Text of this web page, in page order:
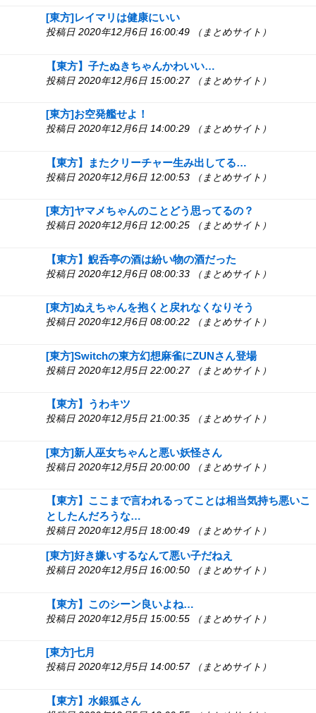
[東方]レイマリは健康にいい
投稿日 2020年12月6日 16:00:49 （まとめサイト）
【東方】子たぬきちゃんかわいい…
投稿日 2020年12月6日 15:00:27 （まとめサイト）
[東方]お空発艦せよ！
投稿日 2020年12月6日 14:00:29 （まとめサイト）
【東方】またクリーチャー生み出してる…
投稿日 2020年12月6日 12:00:53 （まとめサイト）
[東方]ヤマメちゃんのことどう思ってるの？
投稿日 2020年12月6日 12:00:25 （まとめサイト）
【東方】鯢呑亭の酒は紛い物の酒だった
投稿日 2020年12月6日 08:00:33 （まとめサイト）
[東方]ぬえちゃんを抱くと戻れなくなりそう
投稿日 2020年12月6日 08:00:22 （まとめサイト）
[東方]Switchの東方幻想麻雀にZUNさん登場
投稿日 2020年12月5日 22:00:27 （まとめサイト）
【東方】うわキツ
投稿日 2020年12月5日 21:00:35 （まとめサイト）
[東方]新人巫女ちゃんと悪い妖怪さん
投稿日 2020年12月5日 20:00:00 （まとめサイト）
【東方】ここまで言われるってことは相当気持ち悪いこ
としたんだろうな…
投稿日 2020年12月5日 18:00:49 （まとめサイト）
[東方]好き嫌いするなんて悪い子だねえ
投稿日 2020年12月5日 16:00:50 （まとめサイト）
【東方】このシーン良いよね…
投稿日 2020年12月5日 15:00:55 （まとめサイト）
[東方]七月
投稿日 2020年12月5日 14:00:57 （まとめサイト）
【東方】水銀狐さん